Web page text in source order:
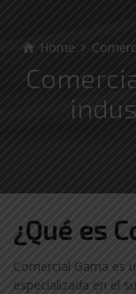
Home
¿Qué es
Comercial Gama es
especializada en el